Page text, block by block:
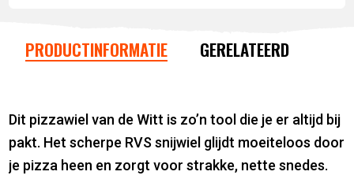
PRODUCTINFORMATIE GERELATEERD
Dit pizzawiel van de Witt is zo’n tool die je er altijd bij
pakt. Het scherpe RVS snijwiel glijdt moeiteloos door
je pizza heen en zorgt voor strakke, nette snedes.